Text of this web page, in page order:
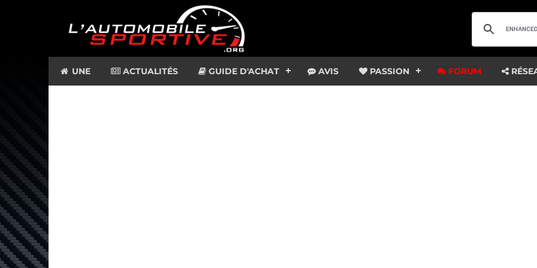
UNE ACTUALITÉS GUIDE D'ACHAT AVIS PASSION FORUM